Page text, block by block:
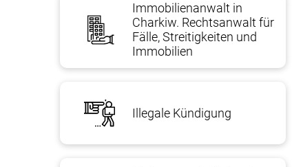
Immobilienanwalt in
Charkiw. Rechtsanwalt für
Fälle, Streitigkeiten und
Immobilien
Illegale Kündigung